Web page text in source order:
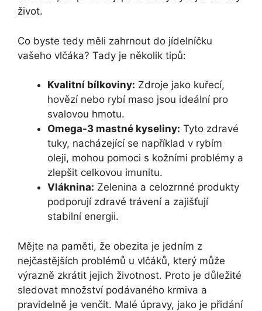
život.
Co byste tedy měli zahrnout do jídelníčku
vašeho vlčáka? Tady je několik tipů:
Kvalitní bílkoviny: Zdroje jako kuřecí,
hovězí nebo rybí maso jsou ideální pro
svalovou hmotu.
Omega-3 mastné kyseliny: Tyto zdravé
tuky, nacházející se například v rybím
oleji, mohou pomoci s kožními problémy a
zlepšit celkovou imunitu.
Vláknina: Zelenina a celozrnné produkty
podporují zdravé trávení a zajišťují
stabilní energii.
Mějte na paměti, že obezita je jedním z
nejčastějších problémů u vlčáků, který může
výrazně zkrátit jejich životnost. Proto je důležité
sledovat množství podávaného krmiva a
pravidelně je venčit. Malé úpravy, jako je přidání